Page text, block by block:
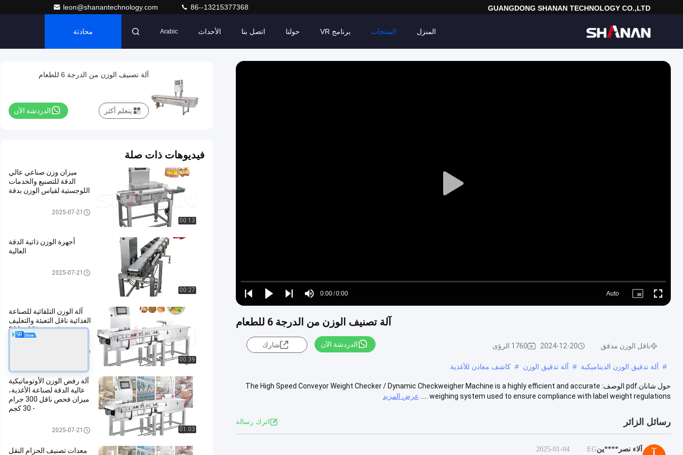
GUANGDONG SHANAN TECHNOLOGY CO.,LTD
leon@shanantechnology.com 86--13215377368
المنزل المنتجات برنامج VR حولنا اتصل بنا الأحداث Arabic محادثة
Play
Play
Play
Play
Mute
Time
0:00/0:00
Loaded:
0%
Auto
Picture- Fullscreen
آلة تصنيف الوزن من الدرجة 6 للطعام
ناقل الوزن مدقق 2024-12-20 1760 الرؤى الدردشة الآن شارك
# آلة تدقيق الوزن الديناميكية # آلة تدقيق الوزن # كاشف معادن للأغذية
حول شانان.pdf الوصف: The High Speed Conveyor Weight Checker / Dynamic Checkweigher Machine is a highly efficient and accurate
weighing system used to ensure compliance with label weight regulations .....
عرض المزيد
رسائل الزائر اترك رسالة
آلاء نصر****ينEG
2025-01-04
آلة تصنيف الوزن من الدرجة 6 للطعام
الدردشة الآن يتعلم أكثر
فيديوهات ذات صلة
00:13
ميزان وزن صناعي عالي
الدقة للتصنيع والخدمات
اللوجستية لقياس الوزن بدقة
2025-07-21
00:27
أجهزة الوزن ذاتية الدقة
العالية
2025-07-21
00:39
آلة الوزن التلقائية للصناعة
الغذائية ناقل التعبئة والتغليف
الوزن 300g-30kg
01:03
آلة رفض الوزن الأوتوماتيكية
عالية الدقة لصناعة الأغذية،
ميزان فحص ناقل 300 جرام
- 30 كجم
2025-07-21
معدات تصنيف الحزام النقل